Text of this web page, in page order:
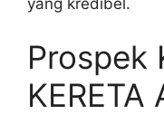
Prospek
KERETA